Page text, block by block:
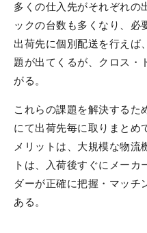
多くの仕入先がそれぞれの
ックの台数も多くなり、必
出荷先に個別配送を行えば
題が出てくるが、クロス・
がる。
これらの課題を解決するた
にて出荷先毎に取りまとめ
メリットは、大規模な物
トは、入荷後すぐにメー
ダーが正確に把握・マッチ
ある。